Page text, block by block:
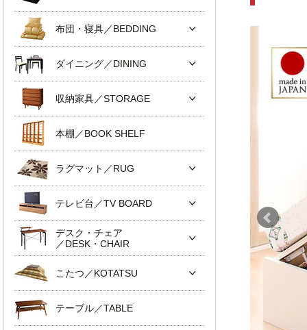
布団・寝具／BEDDING
ダイニング／DINING
収納家具／STORAGE
本棚／BOOK SHELF
ラグマット／RUG
テレビ台／TV BOARD
デスク・チェア
／DESK・CHAIR
こたつ／KOTATSU
テーブル／TABLE